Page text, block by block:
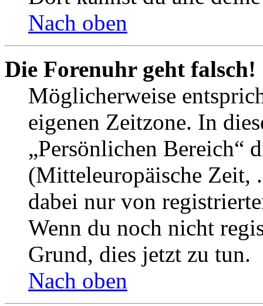
Nach oben
Die Forenuhr geht falsch!
Möglicherweise
eigenen Zeitzone. In
„Persönlichen Bereich“
(Mitteleuropäische Zeit,
dabei nur von
Wenn du noch nicht
Grund, dies jetzt zu tun.
Nach oben